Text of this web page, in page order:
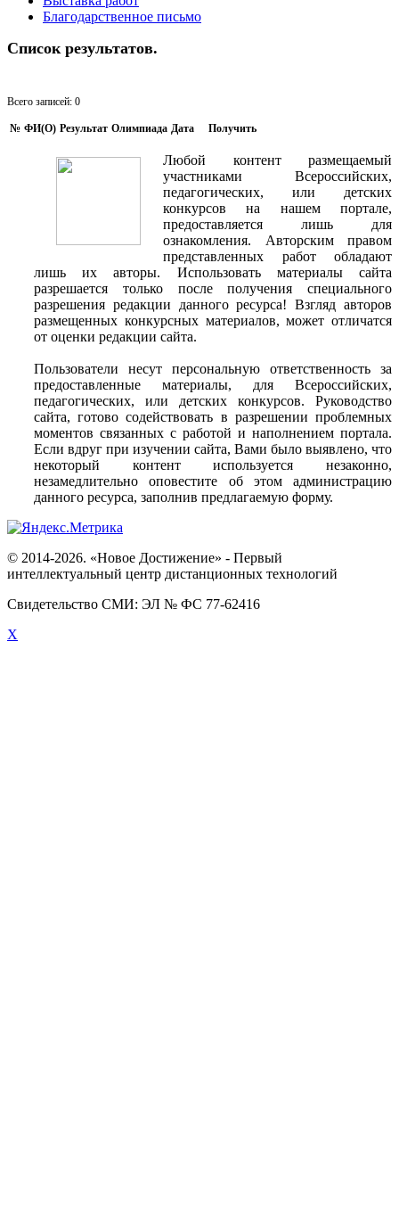
Благодарственное письмо
Список результатов.
Всего записей: 0
№ ФИ(O) Результат Олимпиада Дата Получить
Любой контент размещаемый
участниками Всероссийских,
педагогических, или детских
конкурсов на нашем портале,
предоставляется лишь для
ознакомления. Авторским правом
представленных работ обладают
лишь их авторы. Использовать материалы сайта
разрешается только после получения специального
разрешения редакции данного ресурса! Взгляд авторов
размещенных конкурсных материалов, может отличатся
от оценки редакции сайта.
Пользователи несут персональную ответственность за
предоставленные материалы, для Всероссийских,
педагогических, или детских конкурсов. Руководство
сайта, готово содействовать в разрешении проблемных
моментов связанных с работой и наполнением портала.
Если вдруг при изучении сайта, Вами было выявлено, что
некоторый контент используется незаконно,
незамедлительно оповестите об этом администрацию
данного ресурса, заполнив предлагаемую форму.
© 2014-2026. «Новое Достижение» - Первый
интеллектуальный центр дистанционных технологий
Свидетельство СМИ: ЭЛ № ФС 77-62416
X